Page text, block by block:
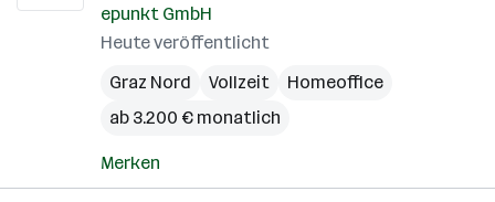
epunkt GmbH
Heute veröffentlicht
Graz Nord
Vollzeit
Homeoffice
ab 3.200 € monatlich
Merken